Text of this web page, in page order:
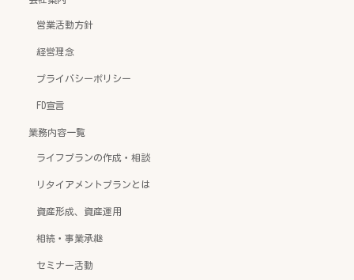
営業活動方針
経営理念
プライバシーポリシー
FD宣言
業務内容一覧
ライフプランの作成・相談
リタイアメントプランとは
資産形成、資産運用
相続・事業承継
セミナー活動